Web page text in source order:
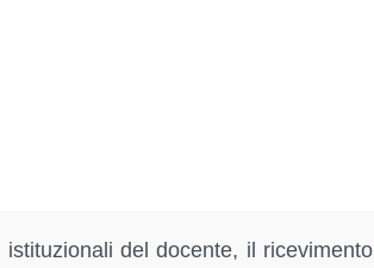
del docente, il ricevimento